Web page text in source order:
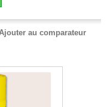
au comparateur